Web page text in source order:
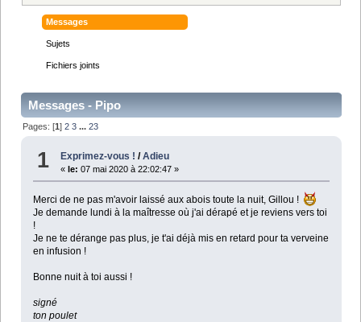
Messages
Sujets
Fichiers joints
Messages - Pipo
Pages: [1]2 3 ...23
1 Exprimez-vous ! /Adieu
«le: 07 mai 2020 à 22:02:47 »
Merci de ne pas m'avoir laissé aux abois toute la nuit, Gillou !
Je demande lundi à la maîtresse où j'ai dérapé et je reviens vers toi
!
Je ne te dérange pas plus, je t'ai déjà mis en retard pour ta verveine
en infusion !
Bonne nuit à toi aussi !
signé
ton poulet